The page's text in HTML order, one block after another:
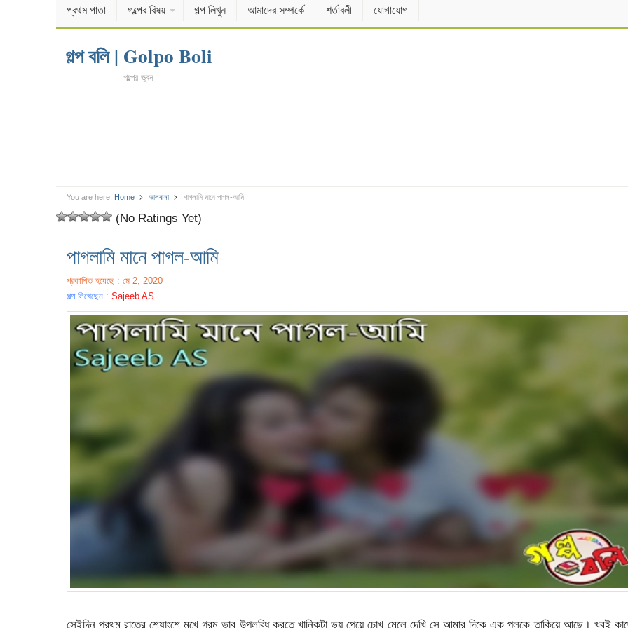
প্রথম পাতা গল্পের বিষয় গল্প লিখুন আমাদের সম্পর্কে শর্তাবলী যোগাযোগ
গল্প বলি | Golpo Boli
গল্পের ভুবন
You are here: Home ভালবাসা পাগলামি মানে পাগল-আমি
(No Ratings Yet)
পাগলামি মানে পাগল-আমি
প্রকাশিত হয়েছে : মে 2, 2020
গল্প লিখেছেন : Sajeeb AS
সেইদিন প্রথম রাতের শেষাংশে মুখে গরম ভাব উপলব্ধি করতে খানিকটা ভয় পেয়ে চোখ মেলে দেখি সে আমার দিকে এক পলকে তাকিয়ে আছে। খুবই